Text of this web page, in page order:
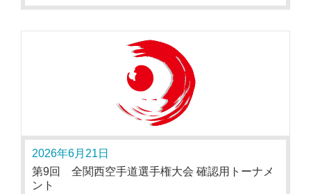
2026年6月21日
第9回 全関西空手道選手権大会 確認用トーナメ
ント